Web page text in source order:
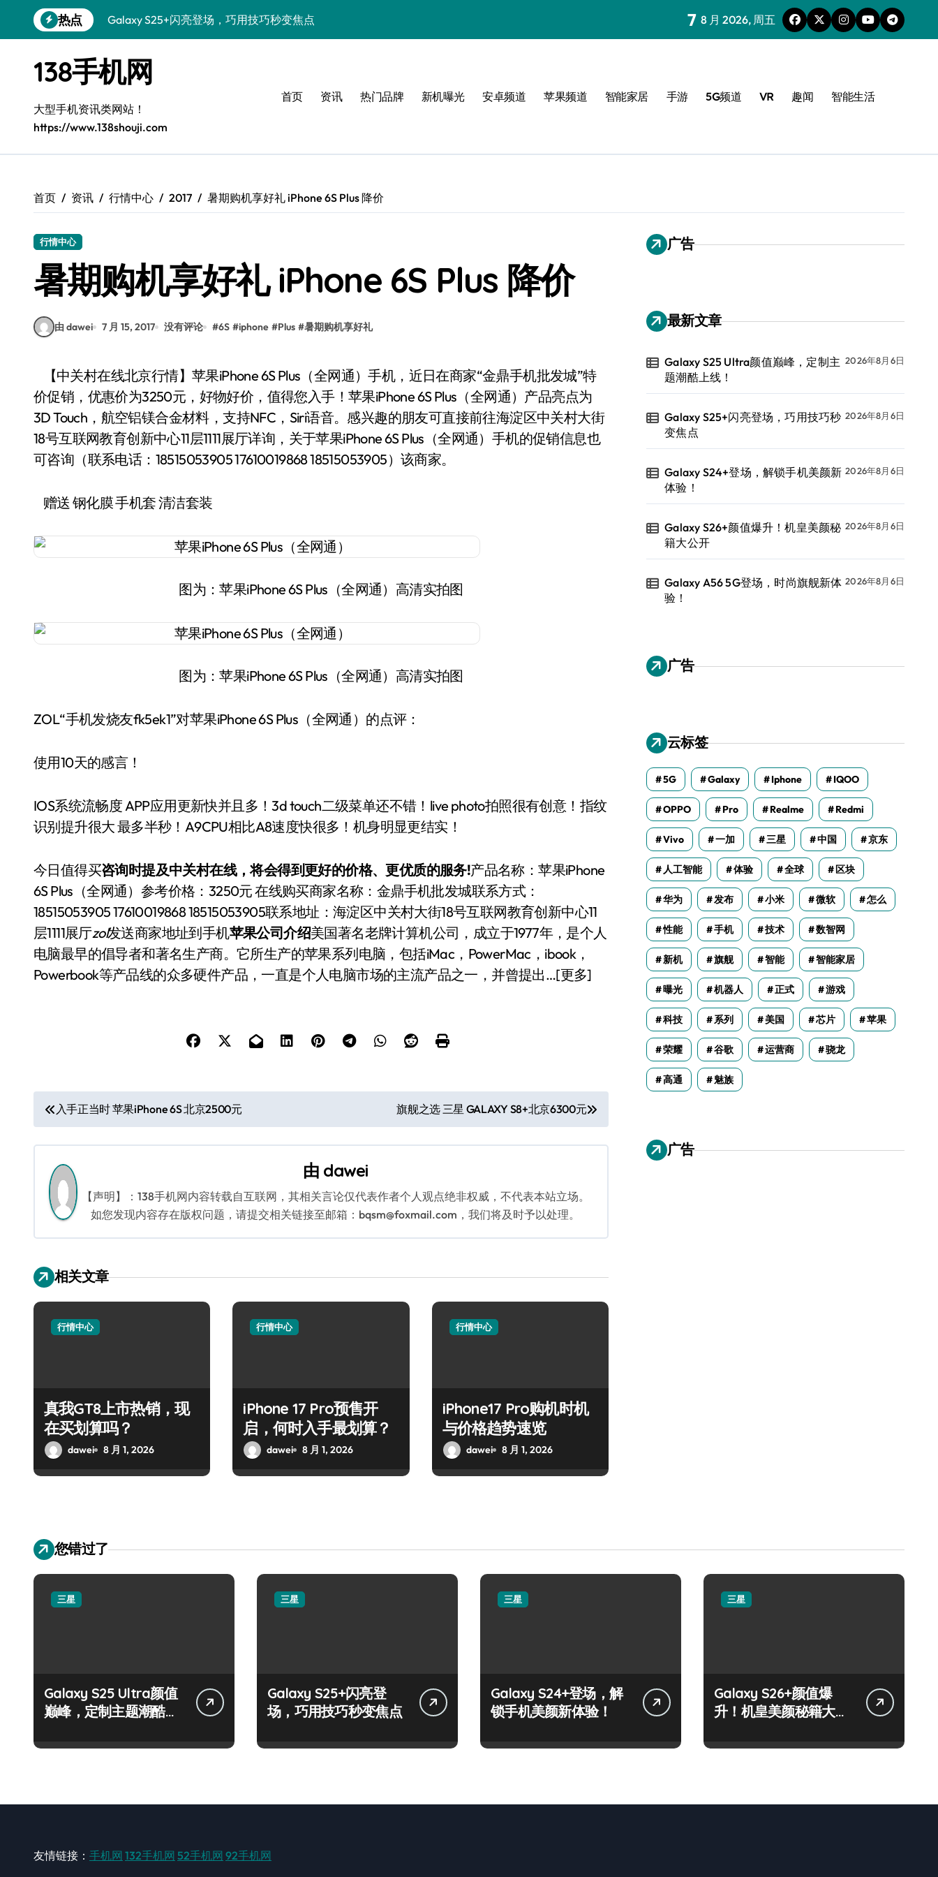
到
热点
Galaxy S25+闪亮登场，巧用技巧秒变焦点
Galaxy S26+颜值爆升！机皇美颜秘籍大公开
Galaxy A56 5G登场，时尚旗舰新体验！
三星S26售后指南：个性美化一键搞定
Galaxy S25美颜秘籍，个性定制炫酷玩法
Galaxy C55 5G登场，演绎三星美学新巅峰
Galaxy S25 Ultra颜值巅峰，定制主题潮酷上线！
7 8 月 2026, 周五
138手机网
大型手机资讯类网站！
https://www.138shouji.com
首页 资讯 热门品牌 新机曝光 安卓频道 苹果频道 智能家居 手游 5G频道 VR 趣闻 智能生活
首页 资讯 行情中心 2017 暑期购机享好礼 iPhone 6S Plus 降价
行情中心
暑期购机享好礼 iPhone 6S Plus 降价
由 dawei 7 月 15, 2017 没有评论 #6S #iphone #Plus #暑期购机享好礼
【中关村在线北京行情】苹果iPhone 6S Plus（全网通）手机，近日在商家“金鼎手机批发城”特
价促销，优惠价为3250元，好物好价，值得您入手！苹果iPhone 6S Plus（全网通）产品亮点为
3D Touch，航空铝镁合金材料，支持NFC，Siri语音。感兴趣的朋友可直接前往海淀区中关村大街
18号互联网教育创新中心11层1111展厅详询，关于苹果iPhone 6S Plus（全网通）手机的促销信息也
可咨询（联系电话：18515053905 17610019868 18515053905）该商家。
赠送 钢化膜 手机套 清洁套装
图为：苹果iPhone 6S Plus（全网通）高清实拍图
图为：苹果iPhone 6S Plus（全网通）高清实拍图
ZOL“手机发烧友fk5ek1”对苹果iPhone 6S Plus（全网通）的点评：
使用10天的感言！
IOS系统流畅度 APP应用更新快并且多！3d touch二级菜单还不错！live photo拍照很有创意！指纹
识别提升很大 最多半秒！A9CPU相比A8速度快很多！机身明显更结实！
今日值得买咨询时提及中关村在线，将会得到更好的价格、更优质的服务!产品名称：苹果iPhone
6S Plus（全网通）参考价格：3250元 在线购买商家名称：金鼎手机批发城联系方式：
18515053905 17610019868 18515053905联系地址：海淀区中关村大街18号互联网教育创新中心11
层1111展厅zol发送商家地址到手机苹果公司介绍美国著名老牌计算机公司，成立于1977年，是个人
电脑最早的倡导者和著名生产商。它所生产的苹果系列电脑，包括iMac，PowerMac，ibook，
Powerbook等产品线的众多硬件产品，一直是个人电脑市场的主流产品之一，并曾提出…[更多]
文
章
导
航
入手正当时 苹果iPhone 6S 北京2500元 旗舰之选 三星 GALAXY S8+北京6300元
由 dawei
【声明】：138手机网内容转载自互联网，其相关言论仅代表作者个人观点绝非权威，不代表本站立场。
如您发现内容存在版权问题，请提交相关链接至邮箱：bqsm@foxmail.com，我们将及时予以处理。
相关文章
行情中心
真我GT8上市热销，现
在买划算吗？
dawei 8 月 1, 2026
行情中心
iPhone 17 Pro预售开
启，何时入手最划算？
dawei 8 月 1, 2026
行情中心
iPhone17 Pro购机时机
与价格趋势速览
dawei 8 月 1, 2026
广告
最新文章
Galaxy S25 Ultra颜值巅峰，定制主
题潮酷上线！
2026年8月6日
Galaxy S25+闪亮登场，巧用技巧秒
变焦点
2026年8月6日
Galaxy S24+登场，解锁手机美颜新
体验！
2026年8月6日
Galaxy S26+颜值爆升！机皇美颜秘
籍大公开
2026年8月6日
Galaxy A56 5G登场，时尚旗舰新体
验！
2026年8月6日
广告
云标签
5G Galaxy Iphone IQOO
OPPO Pro Realme Redmi
Vivo 一加 三星 中国 京东
人工智能 体验 全球 区块
华为 发布 小米 微软 怎么
性能 手机 技术 数智网
新机 旗舰 智能 智能家居
曝光 机器人 正式 游戏
科技 系列 美国 芯片 苹果
荣耀 谷歌 运营商 骁龙
高通 魅族
广告
您错过了
三星
Galaxy S25 Ultra颜值
巅峰，定制主题潮酷上
三星
Galaxy S25+闪亮登
场，巧用技巧秒变焦点
三星
Galaxy S24+登场，解
锁手机美颜新体验！
三星
Galaxy S26+颜值爆
升！机皇美颜秘籍大公
友情链接： 手机网 132手机网 52手机网 92手机网